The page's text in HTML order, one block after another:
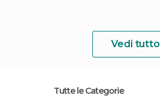
Vedi tutto
Tutte le Categorie